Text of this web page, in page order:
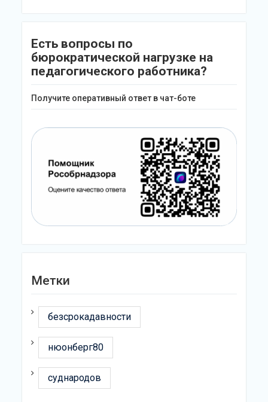
Есть вопросы по
бюрократической нагрузке на
педагогического работника?
Получите оперативный ответ в чат-боте
Метки
безсрокадавности
нюонберг80
суднародов